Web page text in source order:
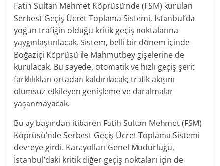
Fatih Sultan Mehmet Köprüsü’nde (FSM) kurulan
Serbest Geçiş Ücret Toplama Sistemi, İstanbul’da
yoğun trafiğin olduğu kritik geçiş noktalarına
yaygınlaştırılacak. Sistem, belli bir dönem içinde
Boğaziçi Köprüsü ile Mahmutbey gişelerine de
kurulacak. Bu sayede, otomatik ve hızlı geçiş şerit
farklılıkları ortadan kaldırılacak; trafik akışını
olumsuz etkileyen genişleme ve daralmalar
yaşanmayacak.
Bu ay başından itibaren Fatih Sultan Mehmet (FSM)
Köprüsü’nde Serbest Geçiş Ücret Toplama Sistemi
devreye girdi. Karayolları Genel Müdürlüğü,
İstanbul’daki kritik diğer geçiş noktaları için de